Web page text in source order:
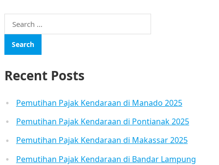
Search
for:
Recent Posts
Pemutihan Pajak Kendaraan di Manado 2025
Pemutihan Pajak Kendaraan di Pontianak 2025
Pemutihan Pajak Kendaraan di Makassar 2025
Pemutihan Pajak Kendaraan di Bandar Lampung